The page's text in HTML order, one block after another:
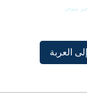
غير متوفر
العربة